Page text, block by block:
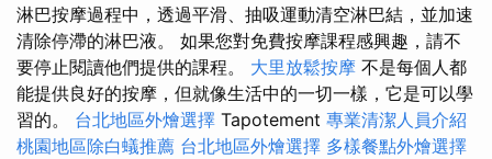
淋巴按摩過程中，透過平滑、抽吸運動清空淋巴結，並加速
清除停滯的淋巴液。 如果您對免費按摩課程感興趣，請不
要停止閱讀他們提供的課程。 大里放鬆按摩 不是每個人都
能提供良好的按摩，但就像生活中的一切一樣，它是可以學
習的。 台北地區外燴選擇 Tapotement 專業清潔人員介紹
桃園地區除白蟻推薦 台北地區外燴選擇 多樣餐點外燴選擇